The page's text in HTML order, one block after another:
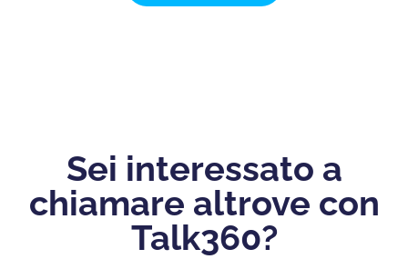
Sei interessato a
chiamare altrove con
Talk360?